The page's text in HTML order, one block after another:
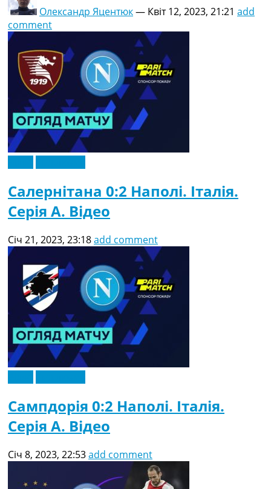
Олександр Яцентюк— Квіт 12, 2023, 21:21 add
comment
Салернітана 0:2 Наполі. Італія.
Серія A. Відео
Січ 21, 2023, 23:18add comment
Сампдорія 0:2 Наполі. Італія.
Серія A. Відео
Січ 8, 2023, 22:53add comment